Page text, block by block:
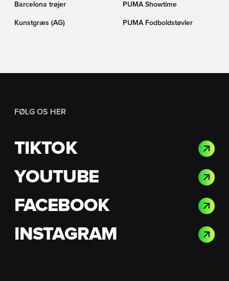
Barcelona trøjer PUMA Showtime
Kunstgræs (AG) PUMA Fodboldstøvler
FØLG OS HER
TIKTOK
YOUTUBE
FACEBOOK
INSTAGRAM